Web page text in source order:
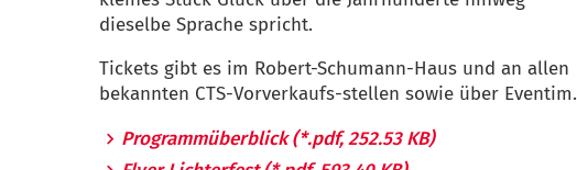
dieselbe Sprache spricht.
Tickets gibt es im Robert-Schumann-Haus und an allen
bekannten CTS-Vorverkaufs-stellen sowie über Eventim.
Programmüberblick(*.pdf, 252.53 KB)